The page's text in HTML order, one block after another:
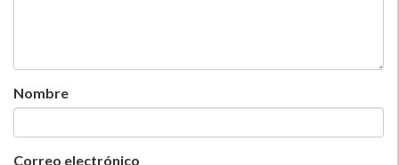
Nombre
Correo electrónico